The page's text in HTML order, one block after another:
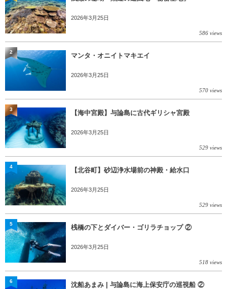
2026年3月25日
586 views
マンタ・オニイトマキエイ
2026年3月25日
570 views
2
【海中宮殿】与論島に古代ギリシャ宮殿
2026年3月25日
529 views
3
【北谷町】砂辺浄水場前の神殿・給水口
2026年3月25日
529 views
4
桟橋の下とダイバー・ゴリラチョップ ②
2026年3月25日
518 views
5
沈船あまみ | 与論島に海上保安庁の巡視船 ②
6